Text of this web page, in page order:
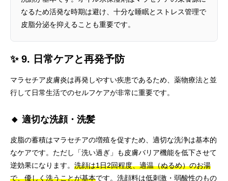
なるため活発な時期は避け、十分な睡眠とストレス管理で
皮脂分泌を抑えることも重要です。
✨ 9. 日常ケアと再発予防
マラセチア皮膚炎は再発しやすい疾患であるため、薬物療法と並
行して日常生活でのセルフケアが非常に重要です。
🔸 適切な洗顔・洗髪
皮脂の蓄積はマラセチアの増殖を促すため、適切な洗浄は基本的
なケアです。ただし「洗い過ぎ」も皮膚バリア機能を低下させて
逆効果になります。 洗顔は1日2回程度、適温（ぬるめ）のお湯
で、優しく洗うことが基本です。洗顔料は低刺激・弱酸性のもの